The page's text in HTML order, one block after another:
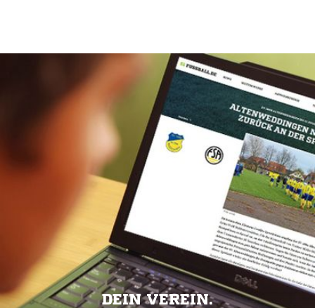
DEIN VEREIN.